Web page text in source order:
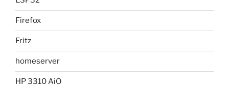
Firefox
Fritz
homeserver
HP 3310 AiO